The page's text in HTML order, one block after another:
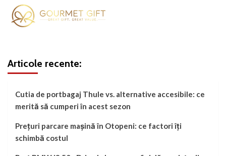
Articole recente:
Cutia de portbagaj Thule vs. alternative accesibile: ce
merită să cumperi în acest sezon
Prețuri parcare mașină în Otopeni: ce factori îți
schimbă costul